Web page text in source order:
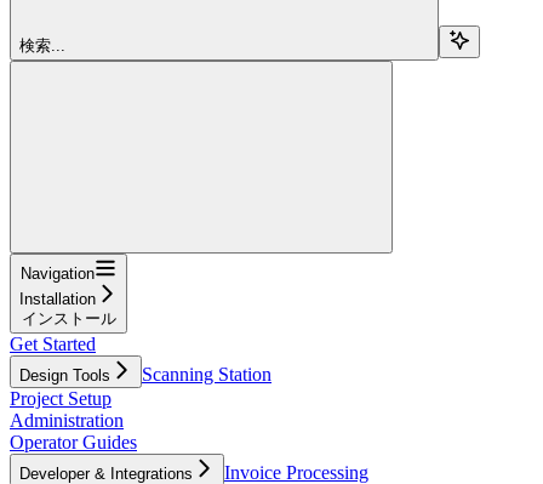
検索...
Navigation
Installation
インストール
Get Started
Design Tools
Scanning Station
Project Setup
Administration
Operator Guides
Developer & Integrations
Invoice Processing